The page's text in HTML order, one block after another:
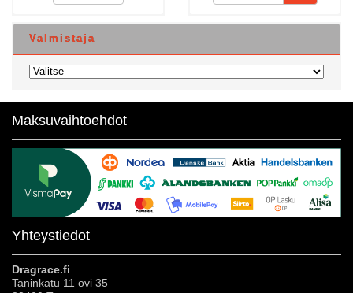
Valmistaja
Maksuvaihtoehdot
Yhteystiedot
Dragrace.fi
Taninkatu 11 ovi 35